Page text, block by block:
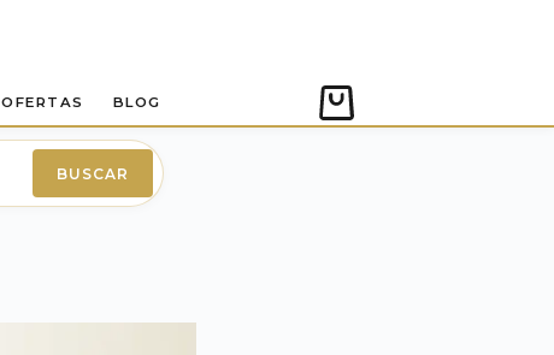
OFERTAS BLOG
Carro
de
BUSCAR